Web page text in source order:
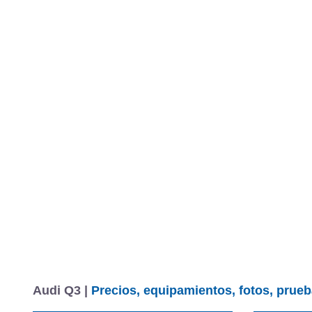
Audi Q3 | Precios, equipamientos, fotos,